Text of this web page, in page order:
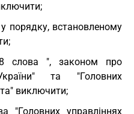
порядку, встановленому
слова ", законом про
та "Головних
виключити;
"Головних управліннях